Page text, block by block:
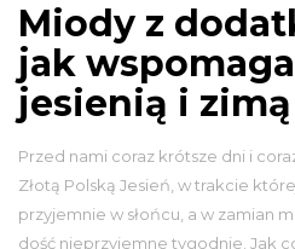
Miody z
jak
jesienią i zimą
Przed nami coraz krótsze dni i
Złotą Polską Jesień, w trakcie
przyjemnie w słońcu, a w zamian
dość nieprzyjemne tygodnie. Jak